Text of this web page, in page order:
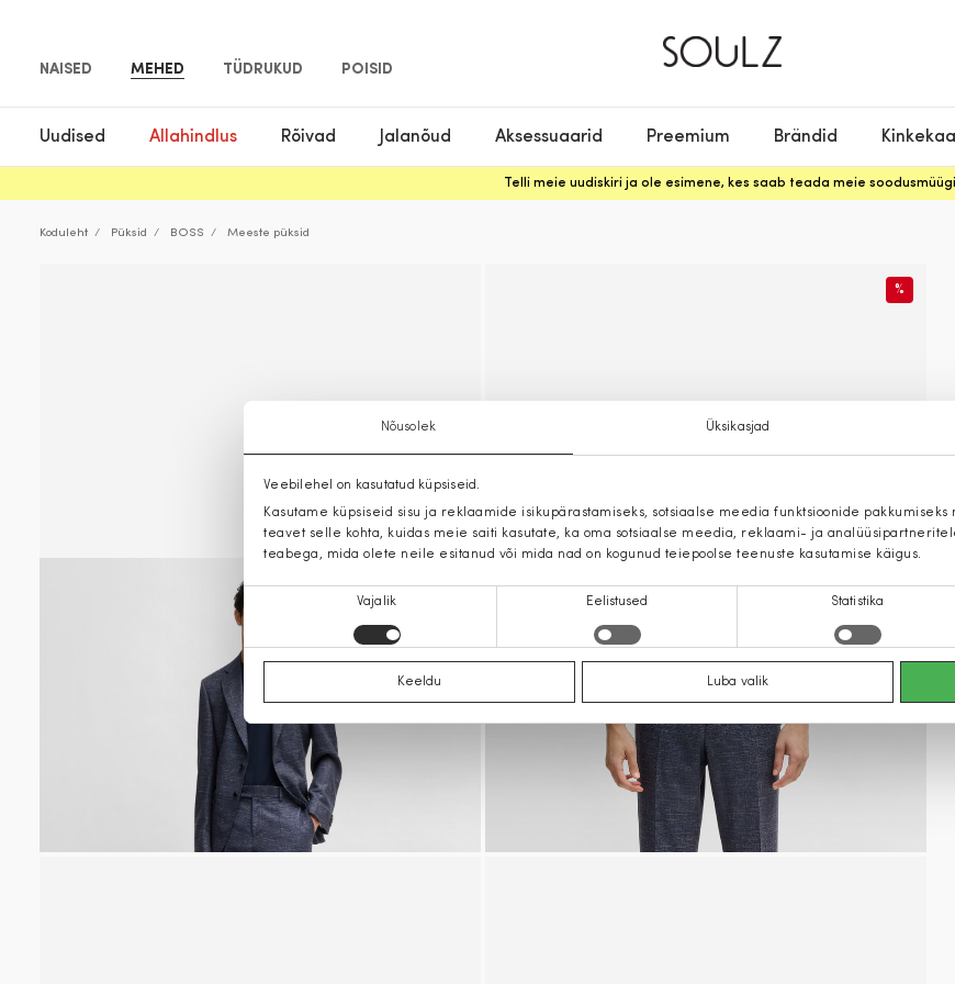
Nõusolek Üksikasjad
Veebilehel on kasutatud küpsiseid.
Kasutame küpsiseid sisu ja reklaamide isikupärastamiseks, sotsiaalse meedia funktsioonide
teavet selle kohta, kuidas meie saiti kasutate, ka oma sotsiaalse meedia, reklaami- ja
teabega, mida olete neile esitanud või mida nad on kogunud teiepoolse teenuste kasutamise käigus.
Vajalik Eelistused Statistika
Keeldu Luba valik
NAISED MEHED TÜDRUKUD POISID
Uudised Allahindlus Rõivad Jalanõud Aksessuaarid Preemium Brändid
Telli meie uudiskiri ja ole esimene, kes saab teada meie
Koduleht Püksid BOSS Meeste püksid
%